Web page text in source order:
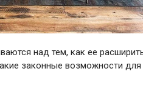
над тем, как ее
законные возможности для